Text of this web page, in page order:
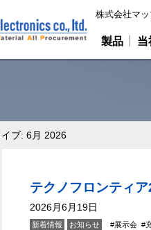
株式会社マ
製品 当
ブ: 6月 2026
テクノフロンティ
2026月6月19日
新着情報 お知らせ 展示会